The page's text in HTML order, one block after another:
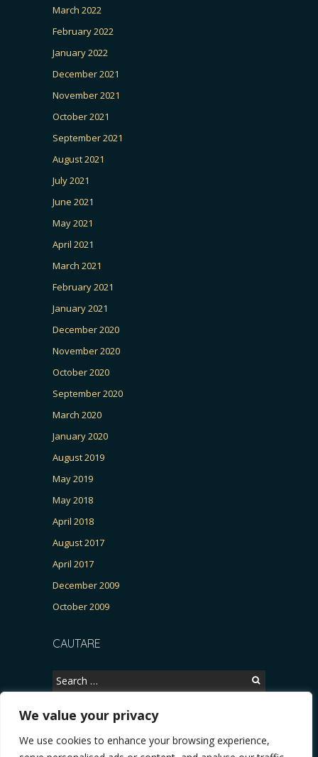
We value your privacy
We use cookies to enhance your browsing experience,
March 2022
February 2022
January 2022
December 2021
November 2021
October 2021
September 2021
August 2021
July 2021
June 2021
May 2021
April 2021
March 2021
February 2021
January 2021
December 2020
November 2020
October 2020
September 2020
March 2020
January 2020
August 2019
May 2019
May 2018
April 2018
August 2017
April 2017
December 2009
October 2009
CAUTARE
Search
for:
Copyright © 2026, CERTITUDINEA.